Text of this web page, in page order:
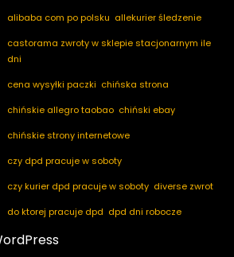
alibaba com po polsku allekurier śledzenie
castorama zwroty w sklepie stacjonarnym ile
dni
cena wysyłki paczki chińska strona
chińskie allegro taobao chiński ebay
chińskie strony internetowe
czy dpd pracuje w soboty
czy kurier dpd pracuje w soboty diverse zwrot
do ktorej pracuje dpd dpd dni robocze
dpd mobile